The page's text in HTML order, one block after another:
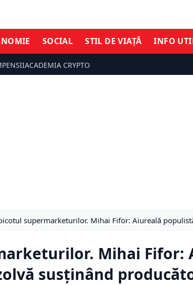
SOCIAL STIL DE VIAȚĂ INFO
PENSIIACADEMIA CRYPTO
supermarketurilor. Mihai Fifor: Aiureală
Mihai Fifor:
susținând